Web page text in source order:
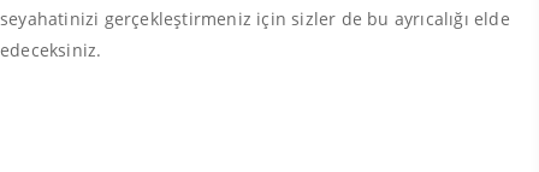
seyahatinizi gerçekleştirmeniz için sizler de bu ayrıcalığı elde
edeceksiniz.